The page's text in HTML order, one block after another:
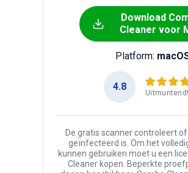
Download
Cleaner voor
Platform:
4.8
Uitmuntend!
De gratis scanner controleert
geïnfecteerd is. Om het
kunnen gebruiken moet u een
Cleaner kopen. Beperkte